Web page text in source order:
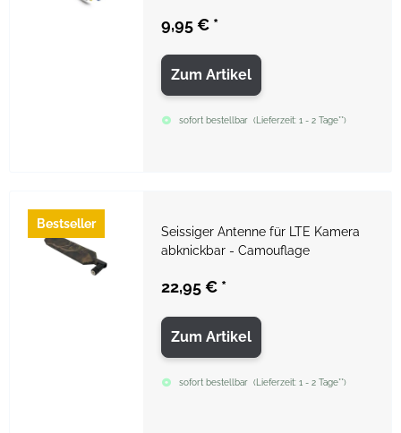
9,95 € *
Zum Artikel
sofort bestellbar ( Lieferzeit:1 - 2 Tage**)
Bestseller
Seissiger Antenne für LTE Kamera
abknickbar - Camouflage
22,95 € *
Zum Artikel
sofort bestellbar ( Lieferzeit:1 - 2 Tage**)